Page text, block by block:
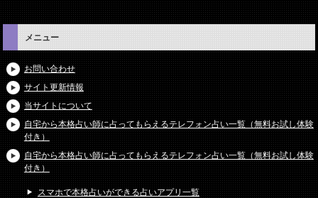
メニュー
お問い合わせ
サイト更新情報
当サイトについて
自宅から本格占い師に占ってもらえるテレフォン占い一覧（無料お試し体験
付き）
自宅から本格占い師に占ってもらえるテレフォン占い一覧（無料お試し体験
付き）
スマホで本格占いができる占いアプリ一覧